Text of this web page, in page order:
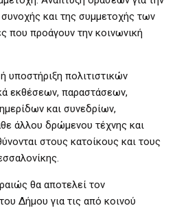
και της συμμετοχής των
που προάγουν την κοινωνική
υποστήριξη πολιτιστικών
εκθέσεων, παραστάσεων,
και συνεδρίων,
άλλου δρώμενου τέχνης και
στους κατοίκους και τους
θα αποτελεί τον
Δήμου για τις από κοινού